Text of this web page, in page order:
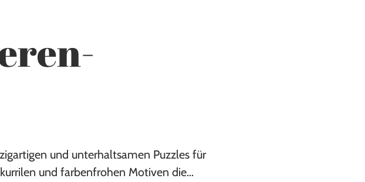
und unterhaltsamen Puzzles für
und farbenfrohen Motiven die